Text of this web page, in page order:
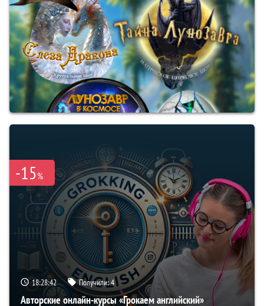
-15%
18:28:41 Получили:4
Авторские онлайн-курсы «Грокаем английский»